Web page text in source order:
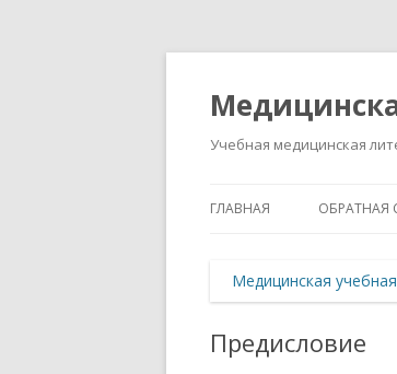
Учебная медицинская
ГЛАВНАЯ ОБРАТНАЯ
Медицинская
Предисловие